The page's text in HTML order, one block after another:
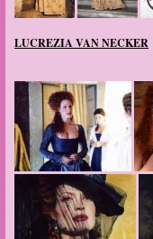
LUCREZIA VAN NECKER